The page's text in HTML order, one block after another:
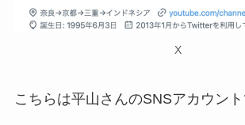
X
こちらは平山さんのSNSアカウント